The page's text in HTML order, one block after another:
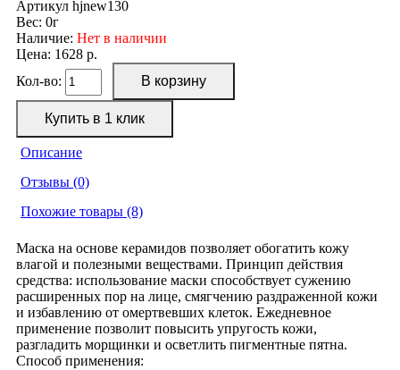
Артикул hjnew130
Вес: 0г
Наличие: Нет в наличии
Цена: 1628 р.
Кол-во:
Описание
Отзывы (0)
Похожие товары (8)
Маска на основе керамидов позволяет обогатить кожу
влагой и полезными веществами. Принцип действия
средства: использование маски способствует сужению
расширенных пор на лице, смягчению раздраженной кожи
и избавлению от омертвевших клеток. Ежедневное
применение позволит повысить упругость кожи,
разгладить морщинки и осветлить пигментные пятна.
Способ применения: